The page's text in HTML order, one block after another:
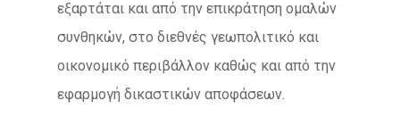
εξαρτάται και από την επικράτηση ομαλών
συνθηκών, στο διεθνές γεωπολιτικό και
οικονομικό περιβάλλον καθώς και από την
εφαρμογή δικαστικών αποφάσεων.